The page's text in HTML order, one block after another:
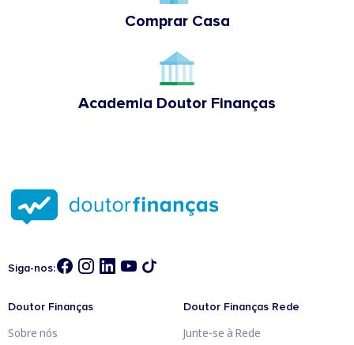
Comprar Casa
Academia Doutor Finanças
Siga-nos:
Doutor Finanças
Sobre nós
Doutor Finanças Rede
Junte-se à Rede